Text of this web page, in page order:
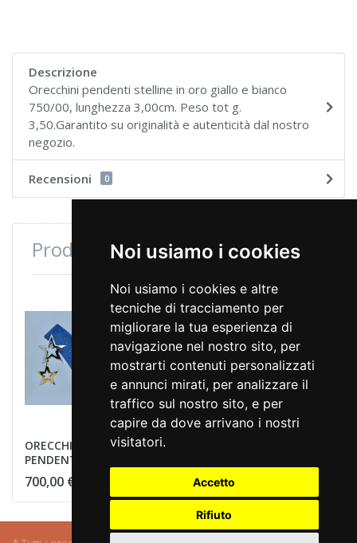
Noi usiamo i cookies
Noi usiamo i cookies e altre
tecniche di tracciamento per
migliorare la tua esperienza di
navigazione nel nostro sito, per
mostrarti contenuti personalizzati
e annunci mirati, per analizzare il
traffico sul nostro sito, e per
capire da dove arrivano i nostri
visitatori.
Accetto
Rifiuto
Descrizione
Orecchini pendenti stelline in oro giallo e bianco
750/00, lunghezza 3,00cm. Peso tot g.
3,50.Garantito su originalità e autenticità dal nostro
negozio.
Recensioni 0
Prodotti consultati di recente
ORECCHINI STELLE
PENDENTI
700,00 €